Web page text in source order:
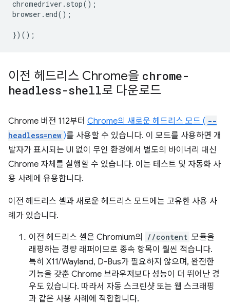
chromedriver . stop();
browser . end();
})();
이전 헤드리스 Chrome을 chrome-
headless-shell로 다운로드
Chrome 버전 112부터 Chrome의 새로운 헤드리스 모드 ( --
headless=new )를 사용할 수 있습니다. 이 모드를 사용하면 개
발자가 표시되는 UI 없이 무인 환경에서 별도의 바이너리 대신
Chrome 자체를 실행할 수 있습니다. 이는 테스트 및 자동화 사
용 사례에 유용합니다.
이전 헤드리스 셸과 새로운 헤드리스 모드에는 고유한 사용 사
례가 있습니다.
이전 헤드리스 셸은 Chromium의 //content 모듈을
래핑하는 경량 래퍼이므로 종속 항목이 훨씬 적습니다.
특히 X11/Wayland, D-Bus가 필요하지 않으며, 완전한
기능을 갖춘 Chrome 브라우저보다 성능이 더 뛰어난 경
우도 있습니다. 따라서 자동 스크린샷 또는 웹 스크래핑
과 같은 사용 사례에 적합합니다.